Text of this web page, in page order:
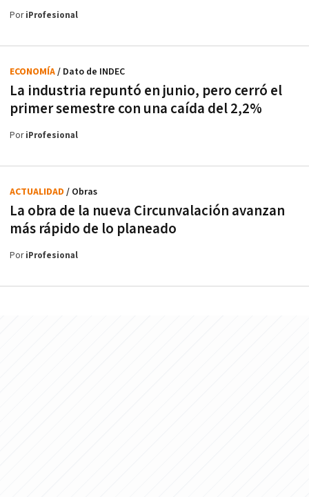
PoriProfesional
La industria repuntó en junio, pero cerró el
primer semestre con una caída del 2,2%
ECONOMÍA/ Dato de INDEC
PoriProfesional
La obra de la nueva Circunvalación avanzan
más rápido de lo planeado
ACTUALIDAD / Obras
PoriProfesional